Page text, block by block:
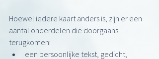
Hoewel iedere kaart anders is, zijn er een
aantal onderdelen die doorgaans
terugkomen:
een persoonlijke tekst, gedicht,